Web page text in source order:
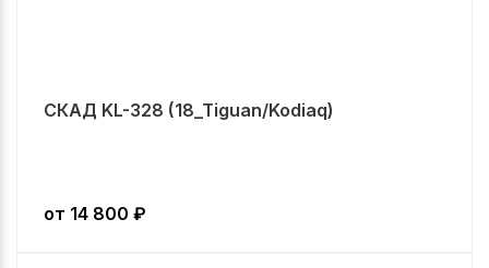
СКАД KL-328 (18_Tiguan/Kodiaq)
от 14 800 ₽